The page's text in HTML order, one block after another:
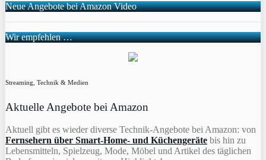
Neue Angebote bei Amazon Video
Wir empfehlen …
Streaming, Technik & Medien
Aktuelle Angebote bei Amazon
Aktuell gibt es wieder diverse Technik-Angebote bei Amazon: von
Fernsehern über Smart-Home- und Küchengeräte bis hin zu
Lebensmitteln, Spielzeug, Mode, Möbel und Artikel des täglichen